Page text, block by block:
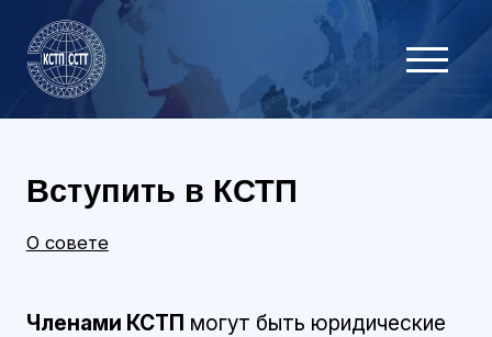
Вступить в КСТП
О совете
Членами КСТП могут быть юридические